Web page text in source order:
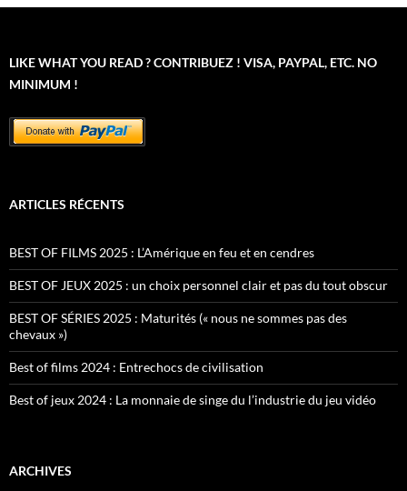
LIKE WHAT YOU READ ? CONTRIBUEZ ! VISA, PAYPAL, ETC. NO
MINIMUM !
ARTICLES RÉCENTS
BEST OF FILMS 2025 : L’Amérique en feu et en cendres
BEST OF JEUX 2025 : un choix personnel clair et pas du tout obscur
BEST OF SÉRIES 2025 : Maturités (« nous ne sommes pas des
chevaux »)
Best of films 2024 : Entrechocs de civilisation
Best of jeux 2024 : La monnaie de singe du l’industrie du jeu vidéo
ARCHIVES